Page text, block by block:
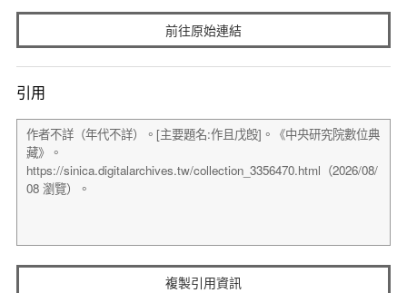
前往原始連結
引用
複製引用資訊